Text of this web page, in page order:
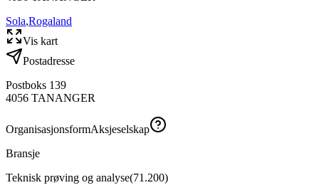
Sola,Rogaland
Vis kart
Postadresse
Postboks 139
4056 TANANGER
OrganisasjonsformAksjeselskap
Bransje
Teknisk prøving og analyse(71.200)